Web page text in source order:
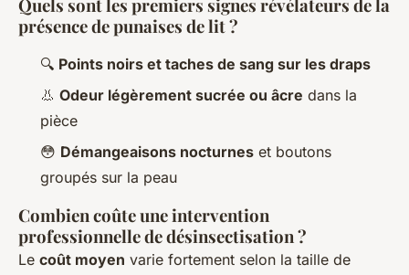
Quels sont les premiers signes révélateurs de la
présence de punaises de lit ?
🔍 Points noirs et taches de sang sur les draps
👃 Odeur légèrement sucrée ou âcre dans la
pièce
😳 Démangeaisons nocturnes et boutons
groupés sur la peau
Combien coûte une intervention
professionnelle de désinsectisation ?
Le coût moyen varie fortement selon la taille de